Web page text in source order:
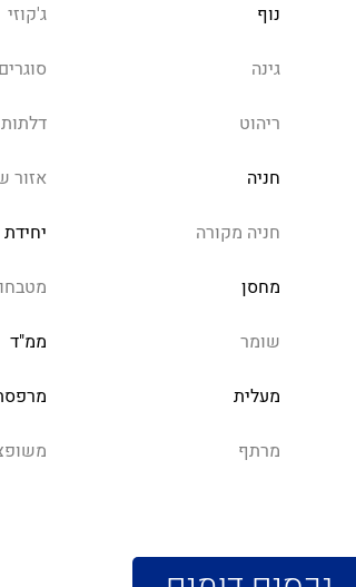
נוף ג'קוזי
גינה
ריהוט
חניה אזור
חניה מקורה
מחסן
שומר ממ"ד
מעלית
מרתף